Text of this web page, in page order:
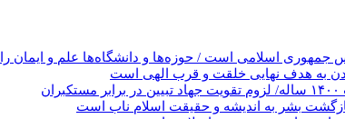
اسلامی است / حوزه‌ها و دانشگاه‌ها علم و ایمان
به هدف نهایی خلقت و قرب الهی است
بشر به اندیشه و حقیقت اسلام ناب است